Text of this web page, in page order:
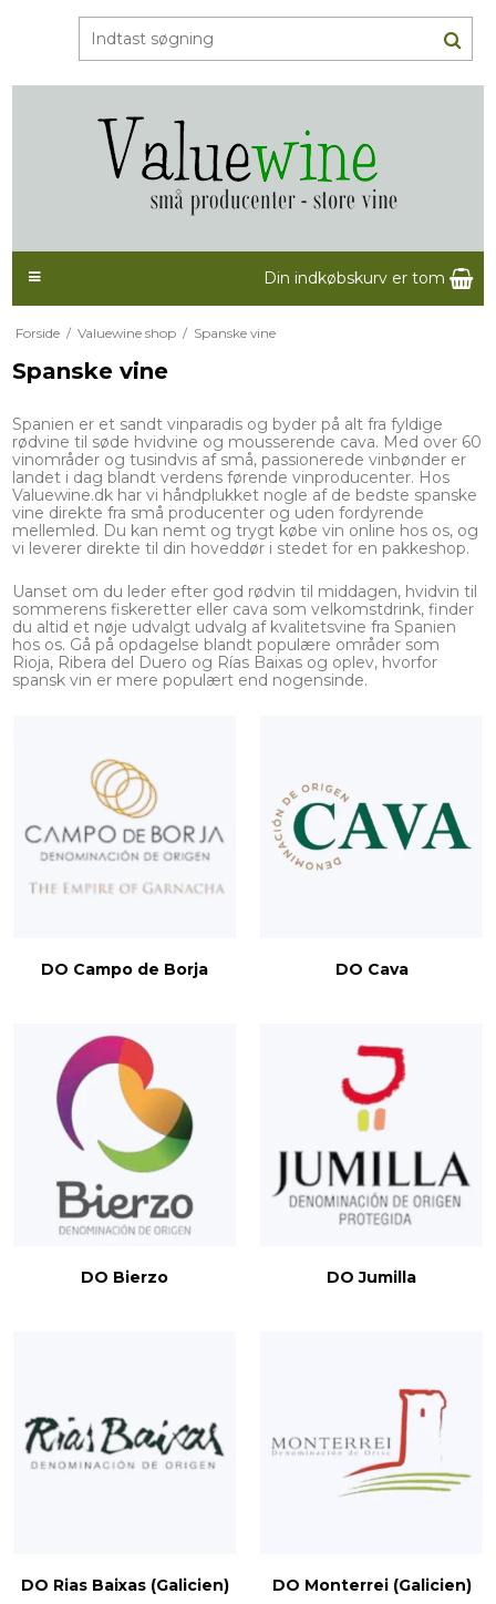
Din indkøbskurv er tom
Forside / Valuewine shop / Spanske vine
Spanske vine
Spanien er et sandt vinparadis og byder på alt fra fyldige
rødvine til søde hvidvine og mousserende cava. Med over 60
vinområder og tusindvis af små, passionerede vinbønder er
landet i dag blandt verdens førende vinproducenter. Hos
Valuewine.dk har vi håndplukket nogle af de bedste spanske
vine direkte fra små producenter og uden fordyrende
mellemled. Du kan nemt og trygt købe vin online hos os, og
vi leverer direkte til din hoveddør i stedet for en pakkeshop.
Uanset om du leder efter god rødvin til middagen, hvidvin til
sommerens fiskeretter eller cava som velkomstdrink, finder
du altid et nøje udvalgt udvalg af kvalitetsvine fra Spanien
hos os. Gå på opdagelse blandt populære områder som
Rioja, Ribera del Duero og Rías Baixas og oplev, hvorfor
spansk vin er mere populært end nogensinde.
DO Campo de Borja DO Cava
DO Bierzo DO Jumilla
DO Rias Baixas (Galicien) DO Monterrei (Galicien)